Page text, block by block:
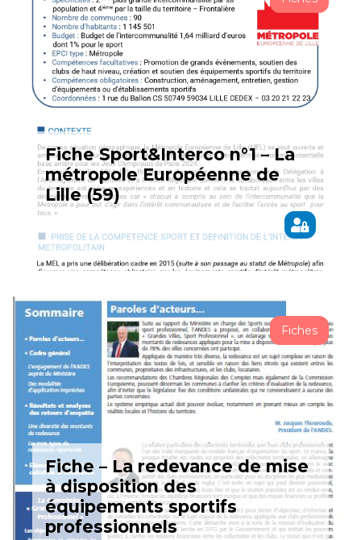
Fiche Sport&Interco n°1 – La
métropole Européenne de
Lille (59)
Fiches
Fiche – La redevance de mise
à disposition des
équipements sportifs
professionnels